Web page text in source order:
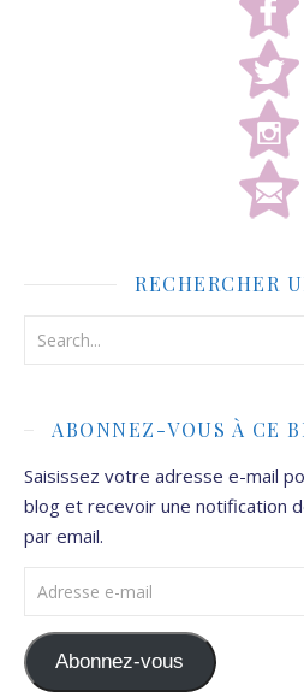
RECHERCHER
ABONNEZ-VOUS À CE
Saisissez votre adresse e-mail
blog et recevoir une notification
par email.
Adresse e-mail
Abonnez-vous